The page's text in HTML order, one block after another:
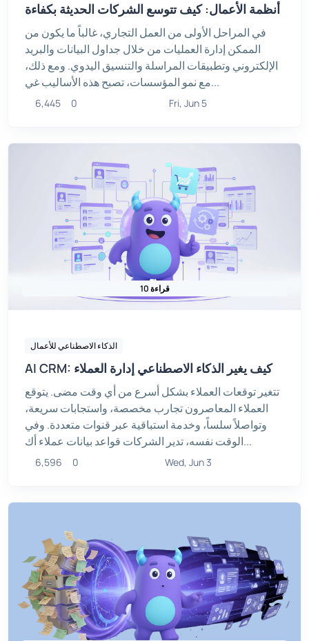
أنظمة الأعمال: كيف تتوسع الشركات الحديثة بكفاءة
في المراحل الأولى من العمل التجاري، غالباً ما يكون من
الممكن إدارة العمليات من خلال جداول البيانات والبريد
الإلكتروني وتطبيقات المراسلة والتنسيق اليدوي. ومع ذلك،
مع نمو المؤسسات، تصبح هذه الأساليب غي...
6,445 0 Fri, Jun 5
10 قراءة
الذكاء الاصطناعي للأعمال
AI CRM: كيف يغير الذكاء الاصطناعي إدارة العملاء
تتغير توقعات العملاء بشكل أسرع من أي وقت مضى. يتوقع
العملاء المعاصرون تجارب مخصصة، واستجابات سريعة،
وتواصلاً سلساً، وخدمة استباقية عبر قنوات متعددة. وفي
الوقت نفسه، تدير الشركات قواعد بيانات عملاء أك...
6,596 0 Wed, Jun 3